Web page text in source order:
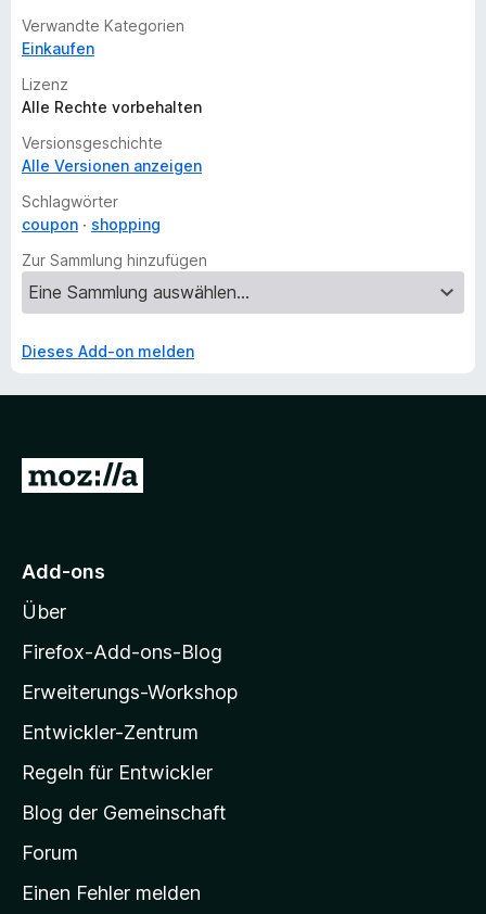
Verwandte Kategorien
Einkaufen
Lizenz
Alle Rechte vorbehalten
Versionsgeschichte
Alle Versionen anzeigen
Schlagwörter
coupon
shopping
Zur Sammlung hinzufügen
Dieses Add-on melden
Z
M
z
i
l
a
-
t
a
r
Add-ons
Über
Firefox-Add-ons-Blog
Erweiterungs-Workshop
Entwickler-Zentrum
Regeln für Entwickler
Blog der Gemeinschaft
Forum
Einen Fehler melden